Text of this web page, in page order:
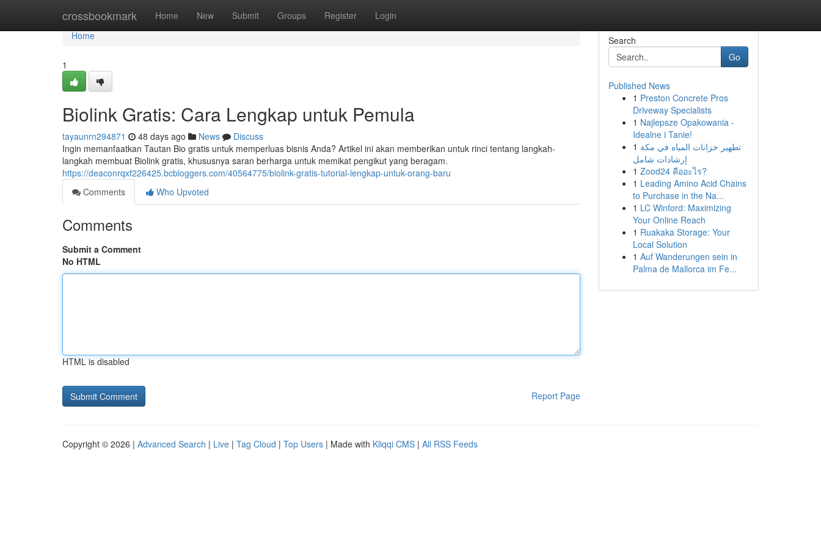
crossbookmark Home New Submit Groups Register Login
Home
Home
1
Biolink Gratis: Cara Lengkap untuk Pemula
tayaunrn294871 48 days ago News
Discuss
Ingin memanfaatkan Tautan Bio gratis untuk memperluas bisnis Anda? Artikel ini akan memberikan untuk rinci tentang langkah-
langkah membuat Biolink gratis, khususnya saran berharga untuk memikat pengikut yang beragam.
https://deaconrqxf226425.bcbloggers.com/40564775/biolink-gratis-tutorial-lengkap-untuk-orang-baru
Comments
Who Upvoted
Comments
Submit a Comment
No HTML
HTML is disabled
Report Page
Search
Go
Published News
1 Preston Concrete Pros
Driveway Specialists
1 Najlepsze Opakowania -
Idealne i Tanie!
1 تطهير خزانات المياه في مكة
إرشادات شامل
1 Zood24 คืออะไร?
1 Leading Amino Acid Chains
to Purchase in the Na...
1 LC Winford: Maximizing
Your Online Reach
1 Ruakaka Storage: Your
Local Solution
1 Auf Wanderungen sein in
Palma de Mallorca im Fe...
Copyright © 2026 | Advanced Search | Live | Tag Cloud | Top Users | Made with Kliqqi CMS | All RSS Feeds